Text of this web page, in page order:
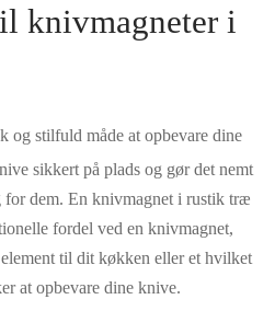
knivmagneter i
og stilfuld måde at opbevare dine
sikkert på plads og gør det nemt
for dem. En knivmagnet i rustik træ
fordel ved en knivmagnet,
til dit køkken eller et hvilket
at opbevare dine knive.